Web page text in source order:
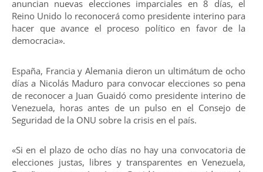
anuncian nuevas elecciones imparciales en 8 días, el
Reino Unido lo reconocerá como presidente interino para
hacer que avance el proceso político en favor de la
democracia».
España, Francia y Alemania dieron un ultimátum de ocho
días a Nicolás Maduro para convocar elecciones so pena
de reconocer a Juan Guaidó como presidente interino de
Venezuela, horas antes de un pulso en el Consejo de
Seguridad de la ONU sobre la crisis en el país.
«Si en el plazo de ocho días no hay una convocatoria de
elecciones justas, libres y transparentes en Venezuela,